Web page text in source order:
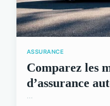
ASSURANCE
Comparez les
d’assurance
...